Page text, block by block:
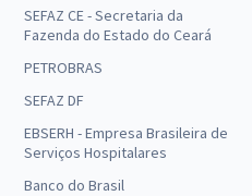
SEFAZ CE - Secretaria da
Fazenda do Estado do Ceará
PETROBRAS
SEFAZ DF
EBSERH - Empresa Brasileira de
Serviços Hospitalares
Banco do Brasil